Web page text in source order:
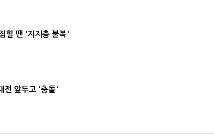
힐 땐 '지지층 불복'
전 앞두고 '충돌'